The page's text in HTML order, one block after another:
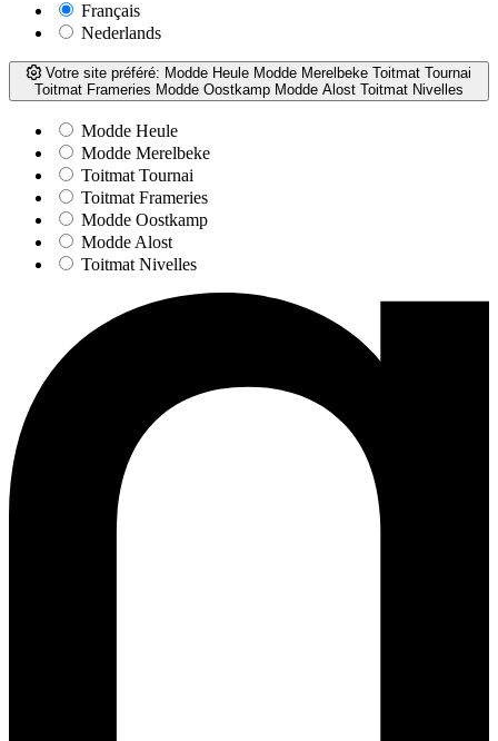
Français
Nederlands
Votre site préféré: Modde Heule Modde Merelbeke Toitmat Tournai
Toitmat Frameries Modde Oostkamp Modde Alost Toitmat Nivelles
Modde Heule
Modde Merelbeke
Toitmat Tournai
Toitmat Frameries
Modde Oostkamp
Modde Alost
Toitmat Nivelles